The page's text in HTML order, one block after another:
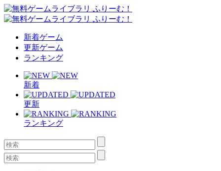
新着ゲーム
更新ゲーム
ランキング
新着
更新
ランキング